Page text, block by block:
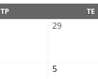
ΤΡ ΤΕ
29
5